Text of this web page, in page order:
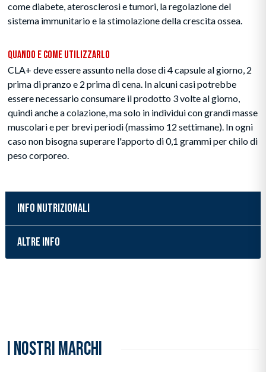
come diabete, aterosclerosi e tumori, la regolazione del
sistema immunitario e la stimolazione della crescita ossea.
Quando e Come Utilizzarlo
CLA+ deve essere assunto nella dose di 4 capsule al giorno, 2
prima di pranzo e 2 prima di cena. In alcuni casi potrebbe
essere necessario consumare il prodotto 3 volte al giorno,
quindi anche a colazione, ma solo in individui con grandi masse
muscolari e per brevi periodi (massimo 12 settimane). In ogni
caso non bisogna superare l'apporto di 0,1 grammi per chilo di
peso corporeo.
INFO NUTRIZIONALI
ALTRE INFO
I NOSTRI MARCHI